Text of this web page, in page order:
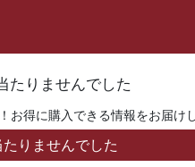
たりませんでした
お得に購入できる情報をお届け
りませんでした